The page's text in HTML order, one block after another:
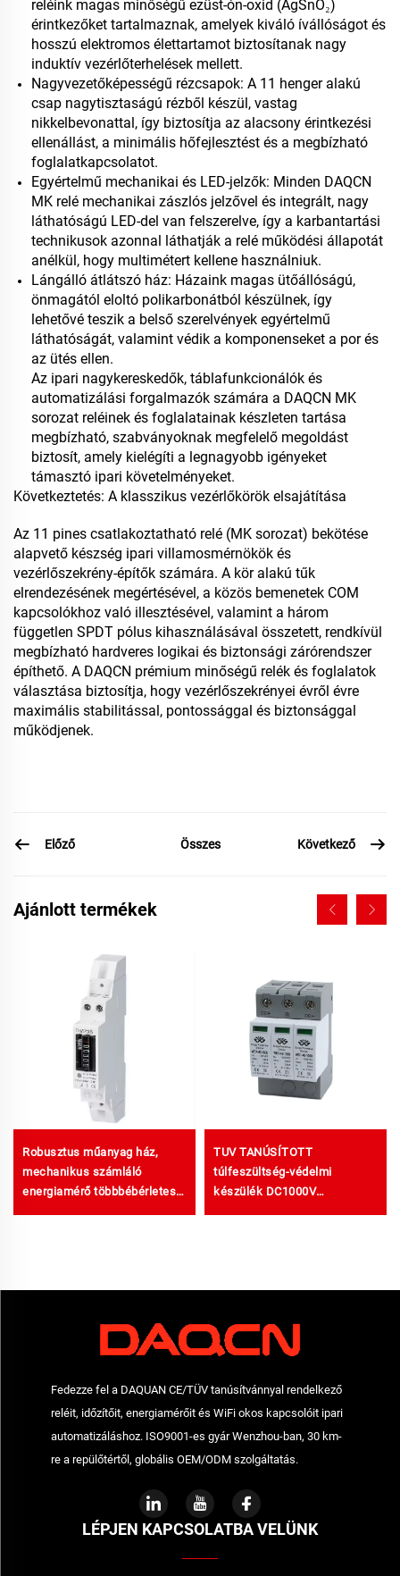
reléink magas minőségű ezüst-ón-oxid (AgSnO₂)
érintkezőket tartalmaznak, amelyek kiváló ívállóságot és
hosszú elektromos élettartamot biztosítanak nagy
induktív vezérlőterhelések mellett.
Nagyvezetőképességű rézcsapok: A 11 henger alakú
csap nagytisztaságú rézből készül, vastag
nikkelbevonattal, így biztosítja az alacsony érintkezési
ellenállást, a minimális hőfejlesztést és a megbízható
foglalatkapcsolatot.
Egyértelmű mechanikai és LED-jelzők: Minden DAQCN
MK relé mechanikai zászlós jelzővel és integrált, nagy
láthatóságú LED-del van felszerelve, így a karbantartási
technikusok azonnal láthatják a relé működési állapotát
anélkül, hogy multimétert kellene használniuk.
Lángálló átlátszó ház: Házaink magas ütőállóságú,
önmagától eloltó polikarbonátból készülnek, így
lehetővé teszik a belső szerelvények egyértelmű
láthatóságát, valamint védik a komponenseket a por és
az ütés ellen.
Az ipari nagykereskedők, táblafunkcionálók és
automatizálási forgalmazók számára a DAQCN MK
sorozat reléinek és foglalatainak készleten tartása
megbízható, szabványoknak megfelelő megoldást
biztosít, amely kielégíti a legnagyobb igényeket
támasztó ipari követelményeket.
Következtetés: A klasszikus vezérlőkörök elsajátítása
Az 11 pines csatlakoztatható relé (MK sorozat) bekötése
alapvető készség ipari villamosmérnökök és
vezérlőszekrény-építők számára. A kör alakú tűk
elrendezésének megértésével, a közös bemenetek COM
kapcsolókhoz való illesztésével, valamint a három
független SPDT pólus kihasználásával összetett, rendkívül
megbízható hardveres logikai és biztonsági zárórendszer
építhető. A DAQCN prémium minőségű relék és foglalatok
választása biztosítja, hogy vezérlőszekrényei évről évre
maximális stabilitással, pontossággal és biztonsággal
működjenek.
Előző Összes Következő
Ajánlott termékek
Robusztus műanyag ház,
mechanikus számláló
energiamérő többbébérletes
TUV TANÚSÍTOTT
túlfeszültség-védelmi
készülék DC1000V
Fedezze fel a DAQUAN CE/TÜV tanúsítvánnyal rendelkező
reléit, időzítőit, energiamérőit és WiFi okos kapcsolóit ipari
automatizáláshoz. ISO9001-es gyár Wenzhou-ban, 30 km-
re a repülőtértől, globális OEM/ODM szolgáltatás.
LÉPJEN KAPCSOLATBA VELÜNK